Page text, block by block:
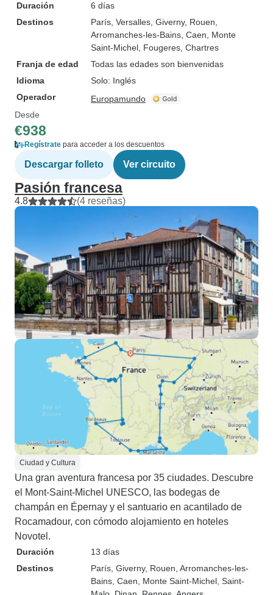
Duración
6 días
Destinos
París , Versalles , Giverny, Rouen
Arromanches-les-Bains , Caen , Monte
Saint-Michel , Fougeres , Chartres
Franja de edad
Todas las edades son bienvenidas
Idioma
Solo: Inglés
Operador
Europamundo
Desde
€938
Regístrate para acceder a los descuentos
Descargar folleto Ver circuito
Pasión francesa
4.8 (4 reseñas)
Ciudad y Cultura
Una gran aventura francesa por 35 ciudades. Descubre
el Mont-Saint-Michel UNESCO, las bodegas de
champán en Épernay y el santuario en acantilado de
Rocamadour, con cómodo alojamiento en hoteles
Novotel.
Duración
13 días
Destinos
París , Giverny, Rouen , Arromanches-les-
Bains , Caen , Monte Saint-Michel , Saint-